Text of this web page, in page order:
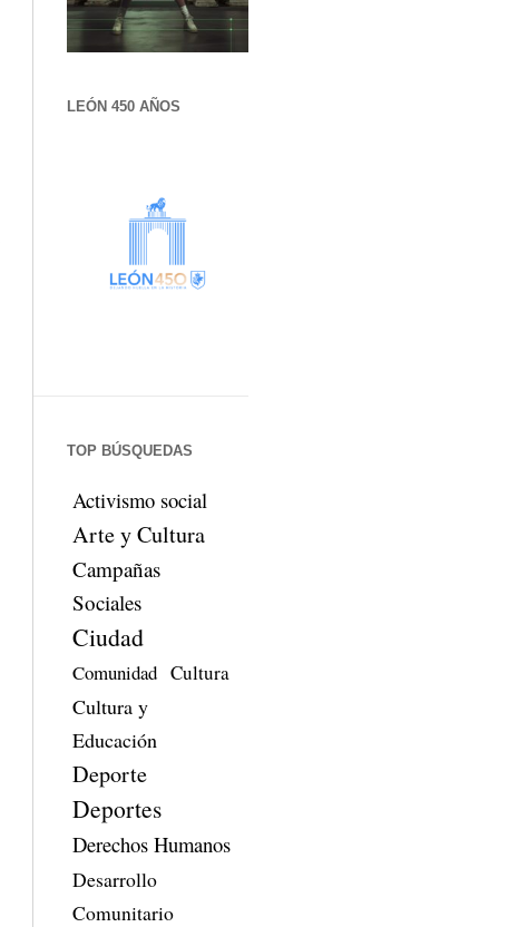
LEÓN 450 AÑOS
TOP BÚSQUEDAS
Activismo social
Arte y Cultura
Campañas
Sociales
Ciudad
Comunidad Cultura
Cultura y
Educación
Deporte
Deportes
Derechos Humanos
Desarrollo
Comunitario